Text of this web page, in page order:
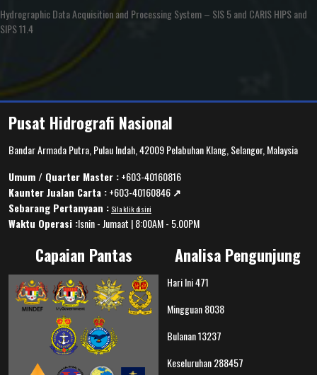
Hydrographic Data Acquisition and Processing System – SIS 5 and CARIS HIPS and
SIPS 11.4
Pusat Hidrografi Nasional
Bandar Armada Putra, Pulau Indah, 42009 Pelabuhan Klang, Selangor, Malaysia
Umum / Quarter Master :+603-40160816
Kaunter Jualan Carta :+603-40160846 ↗️
Sebarang Pertanyaan : Sila klik disini
Waktu Operasi :Isnin - Jumaat | 8:00AM - 5.00PM
Capaian Pantas Analisa Pengunjung
Hari Ini471
Mingguan8038
Bulanan13237
Keseluruhan288457